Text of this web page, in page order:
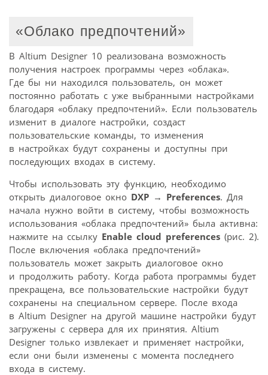
«Облако предпочтений»
В Altium Designer 10 реализована возможность
получения настроек программы через «облака».
Где бы ни находился пользователь, он может
постоянно работать с уже выбранными настройками
благодаря «облаку предпочтений». Если пользователь
изменит в диалоге настройки, создаст
пользовательские команды, то изменения
в настройках будут сохранены и доступны при
последующих входах в систему.
Чтобы использовать эту функцию, необходимо
открыть диалоговое окно DXP → Preferences. Для
начала нужно войти в систему, чтобы возможность
использования «облака предпочтений» была активна:
нажмите на ссылку Enable cloud preferences (рис. 2).
После включения «облака предпочтений»
пользователь может закрыть диалоговое окно
и продолжить работу. Когда работа программы будет
прекращена, все пользовательские настройки будут
сохранены на специальном сервере. После входа
в Altium Designer на другой машине настройки будут
загружены с сервера для их принятия. Altium
Designer только извлекает и применяет настройки,
если они были изменены с момента последнего
входа в систему.